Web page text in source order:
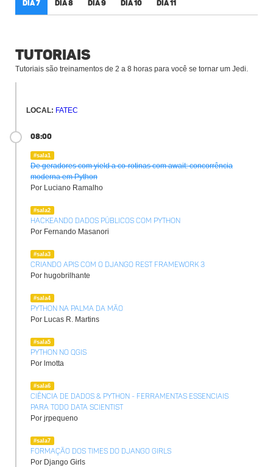
Dia 7 Dia 8 Dia 9 Dia 10 Dia 11
Tutoriais
Tutoriais são treinamentos de 2 a 8 horas para você se tornar um Jedi.
LOCAL: FATEC
08:00
#sala1
De geradores com yield a co-rotinas com await: concorrência
moderna em Python
Por Luciano Ramalho
#sala2
Hackeando Dados Públicos com Python
Por Fernando Masanori
#sala3
Criando apis com o Django REST framework 3
Por hugobrilhante
#sala4
Python na Palma da Mão
Por Lucas R. Martins
#sala5
Python no QGIS
Por lmotta
#sala6
Ciência de Dados & Python - Ferramentas essenciais
para todo Data Scientist
Por jrpequeno
#sala7
Formação dos times do Django Girls
Por Django Girls